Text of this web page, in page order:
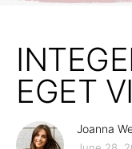
EGET
Joanna